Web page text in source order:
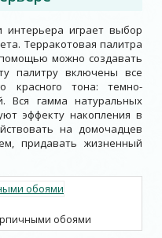
играет выбор
Терракотовая палитра
можно создавать
палитру включены все
красного тона: темно-
Вся гамма натуральных
эффекту накопления в
на домочадцев
придавать жизненный
обоями